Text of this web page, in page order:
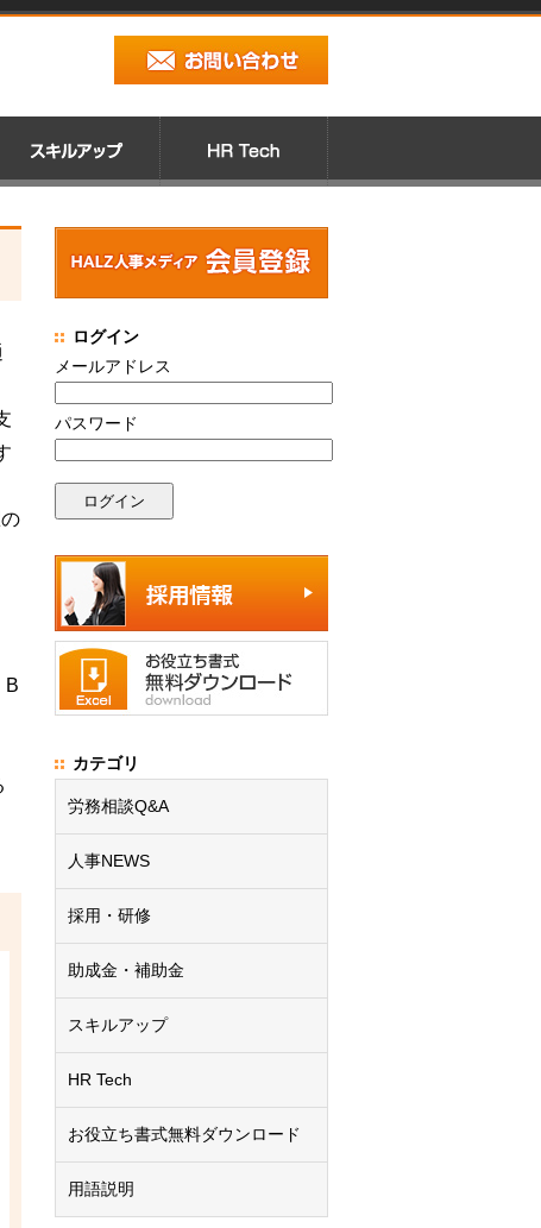
B
ログイン
メールアドレス
パスワード
カテゴリ
労務相談Q&A
人事NEWS
採用・研修
助成金・補助金
スキルアップ
HR Tech
お役立ち書式無料ダウンロード
用語説明